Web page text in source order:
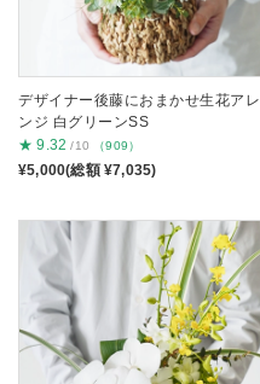
デザイナー後藤におまかせ生花アレ
ンジ 白グリーンSS
★ 9.32 /10 （909）
¥5,000(総額 ¥7,035)